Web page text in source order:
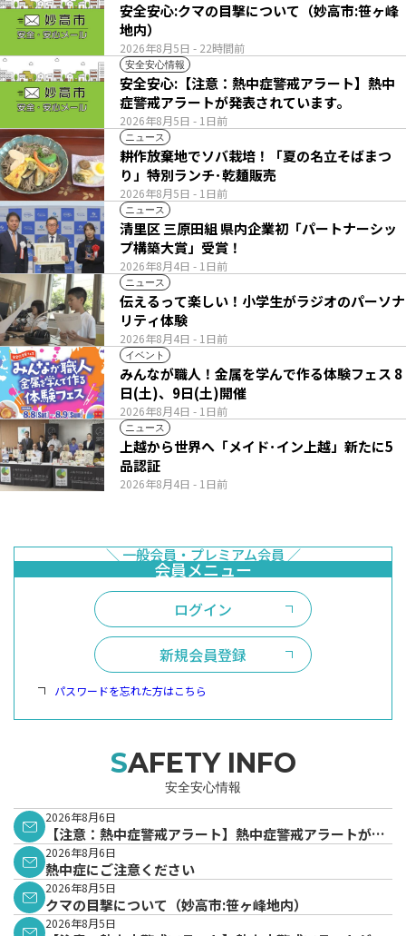
2026年8月5日 - 22時間前
安全安心:クマの目撃について（妙高市:笹ヶ峰
地内）
安全安心情報
2026年8月5日 - 1日前
安全安心:【注意：熱中症警戒アラート】熱中
症警戒アラートが発表されています。
ニュース
2026年8月5日 - 1日前
耕作放棄地でソバ栽培！「夏の名立そばまつ
り」特別ランチ･乾麺販売
ニュース
2026年8月4日 - 1日前
清里区 三原田組 県内企業初「パートナーシッ
プ構築大賞」受賞！
ニュース
2026年8月4日 - 1日前
伝えるって楽しい！小学生がラジオのパーソナ
リティ体験
イベント
2026年8月4日 - 1日前
みんなが職人！金属を学んで作る体験フェス 8
日(土)、9日(土)開催
ニュース
2026年8月4日 - 1日前
上越から世界へ「メイド･イン上越」新たに5
品認証
ログイン
新規会員登録
パスワードを忘れた方はこちら
SAFETY INFO
安全安心情報
2026年8月6日
【注意：熱中症警戒アラート】熱中症警戒アラートが発
表されています。
2026年8月6日
熱中症にご注意ください
2026年8月5日
クマの目撃について（妙高市:笹ヶ峰地内）
2026年8月5日